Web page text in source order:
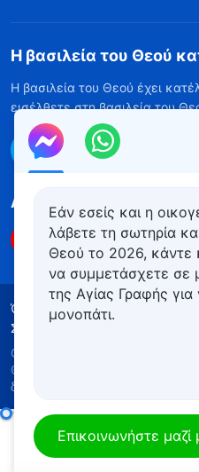
Η βασιλεία του Θεού
Η βασιλεία του Θεού έχει
εισέλθετε στη βασιλεία του
Επικοινωνήστε μαζί
Ακολουθήστε μας
Όροι Χρήσης
Πολιτική
Συντελεστές
Copyright © 2026
Θεού
δικαιώματος.
Εάν εσείς και η
λάβετε τη σωτηρία
Θεού το 2026, κάντε
να συμμετάσχετε σε
της Αγίας Γραφής για
μονοπάτι.
Επικοινωνήστε